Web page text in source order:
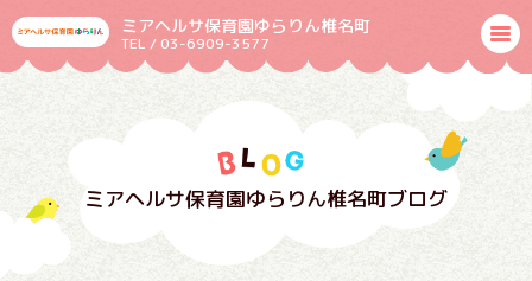
ミアヘルサ保育園ゆらりん椎名町
TEL / 03-6909-3577
ミアヘルサ保育園ゆらりん椎名町ブログ